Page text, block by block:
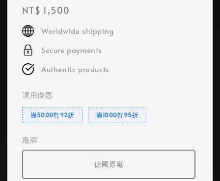
Regular
price
NT$ 1,500
Worldwide shipping
Secure payments
Authentic products
適用優惠
滿5000打92折 滿1000打95折
廠牌
德國原廠